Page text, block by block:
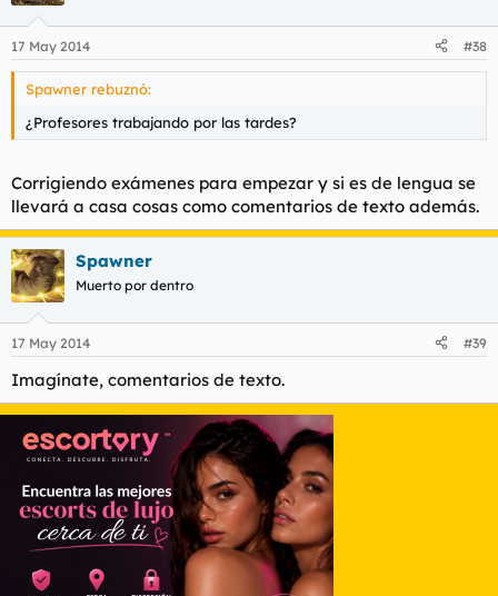
17 May 2014 #38
Spawner rebuznó:
¿Profesores trabajando por las tardes?
Corrigiendo exámenes para empezar y si es de lengua se
llevará a casa cosas como comentarios de texto además.
Spawner
Muerto por dentro
17 May 2014 #39
Imagínate, comentarios de texto.